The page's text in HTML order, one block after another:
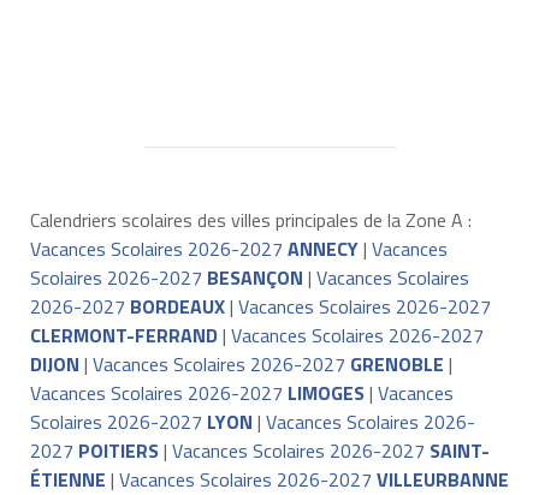
Calendriers scolaires des villes principales de la Zone A :
Vacances Scolaires 2026-2027 ANNECY| Vacances
Scolaires 2026-2027 BESANÇON | Vacances Scolaires
2026-2027 BORDEAUX| Vacances Scolaires 2026-2027
CLERMONT-FERRAND| Vacances Scolaires 2026-2027
DIJON | Vacances Scolaires 2026-2027 GRENOBLE |
Vacances Scolaires 2026-2027 LIMOGES| Vacances
Scolaires 2026-2027 LYON | Vacances Scolaires 2026-
2027 POITIERS| Vacances Scolaires 2026-2027 SAINT-
ÉTIENNE | Vacances Scolaires 2026-2027 VILLEURBANNE